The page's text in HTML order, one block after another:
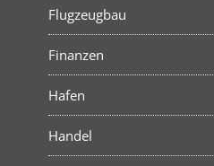
Flugzeugbau
Finanzen
Hafen
Handel